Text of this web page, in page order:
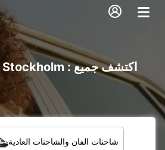
شاحنات الفان والشاحنات العادية